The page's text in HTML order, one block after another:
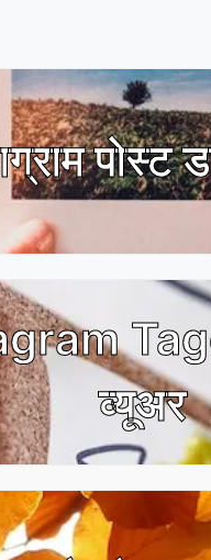
पोस्ट
व्यूअर